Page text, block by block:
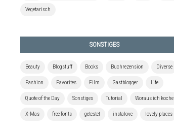
Vegetarisch
SONSTIGES
Beauty Blogstuff Books Buchrezension Diverse
Fashion Favorites Film Gastblogger Life
Quote of the Day Sonstiges Tutorial Woraus ich koche
X-Mas free fonts getestet instalove lovely places